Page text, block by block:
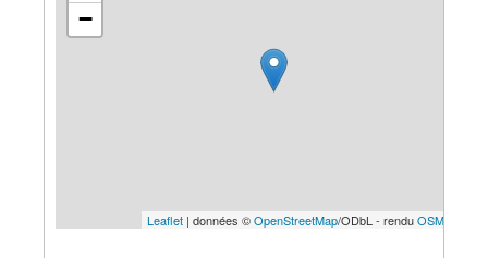
−
Leaflet | données ©OpenStreetMap/ODbL - renduOSM France